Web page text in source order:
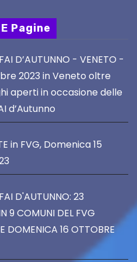
Pagine
D’AUTUNNO - VENETO -
2023 in Veneto oltre
aperti in occasione delle
d’Autunno
in FVG, Domenica 15
D'AUTUNNO: 23
9 COMUNI DEL FVG
DOMENICA 16 OTTOBRE